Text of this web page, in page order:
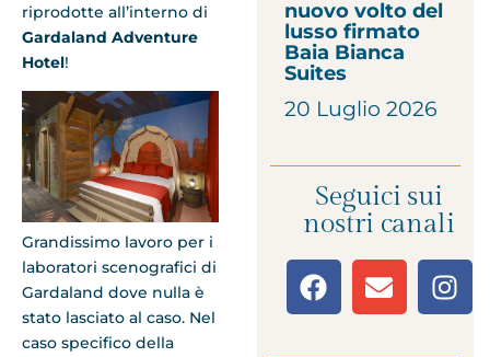
riprodotte all’interno di
Gardaland Adventure
Hotel!
Grandissimo lavoro per i
laboratori scenografici di
Gardaland dove nulla è
stato lasciato al caso. Nel
caso specifico della
nuovo volto del
lusso firmato
Baia Bianca
Suites
20 Luglio 2026
Seguici sui
nostri canali